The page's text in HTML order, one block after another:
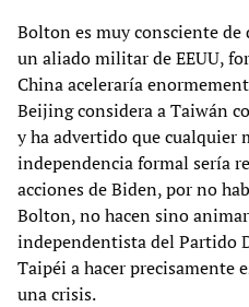
Bolton es muy consciente
un aliado militar de EEUU,
China aceleraría
Beijing considera a Taiwán
y ha advertido que cualquier
independencia formal sería
acciones de Biden, por no
Bolton, no hacen sino
independentista del Partido
Taipéi a hacer precisamente
una crisis.